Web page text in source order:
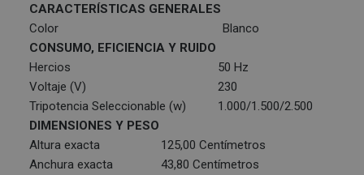
CARACTERÍSTICAS GENERALES
Color
Blanco
CONSUMO, EFICIENCIA Y RUIDO
Hercios
50 Hz
Voltaje (V)
230
Tripotencia Seleccionable (w)
1.000/1.500/2.500
DIMENSIONES Y PESO
Altura exacta
125,00 Centímetros
Anchura exacta
43,80 Centímetros